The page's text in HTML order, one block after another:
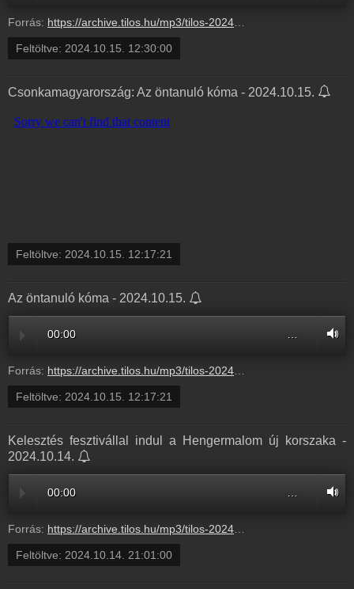
Forrás: https://archive.tilos.hu/mp3/tilos-20241015-100000-123000.mp3?s=show-csonkamagyarorszag-normal
Feltöltve: 2024.10.15. 12:30:00
Csonkamagyarország: Az öntanuló kóma - 2024.10.15.
Feltöltve: 2024.10.15. 12:17:21
Az öntanuló kóma - 2024.10.15.
00:00
Forrás: https://archive.tilos.hu/mp3/tilos-20241015-101347-121721.mp3?s=show-csonkamagyarorszag-normal
Feltöltve: 2024.10.15. 12:17:21
Kelesztés fesztivállal indul a Hengermalom új korszaka -
2024.10.14.
00:00
Forrás: https://archive.tilos.hu/mp3/tilos-20241014-200056-210100.mp3?s=show-eklektik-normal
Feltöltve: 2024.10.14. 21:01:00